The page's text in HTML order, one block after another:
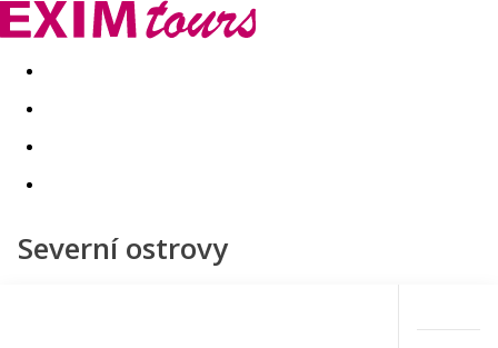
Akční nabídky Last minute
Severní ostrovy